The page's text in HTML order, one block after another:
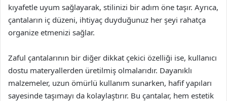
kıyafetle uyum sağlayarak, stilinizi bir adım öne taşır. Ayrıca,
çantaların iç düzeni, ihtiyaç duyduğunuz her şeyi rahatça
organize etmenizi sağlar.
Zaful çantalarının bir diğer dikkat çekici özelliği ise, kullanıcı
dostu materyallerden üretilmiş olmalarıdır. Dayanıklı
malzemeler, uzun ömürlü kullanım sunarken, hafif yapıları
sayesinde taşımayı da kolaylaştırır. Bu çantalar, hem estetik